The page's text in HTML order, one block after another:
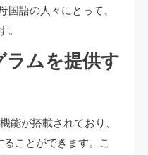
国語の人々にとって、
。
ムを提供す
能が搭載されており、
ことができます。こ